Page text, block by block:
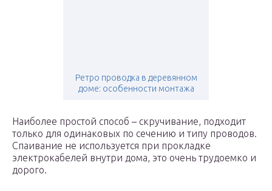
Ретро проводка в деревянном
доме: особенности монтажа
Наиболее простой способ – скручивание, подходит
только для одинаковых по сечению и типу проводов.
Спаивание не используется при прокладке
электрокабелей внутри дома, это очень трудоемко и
дорого.